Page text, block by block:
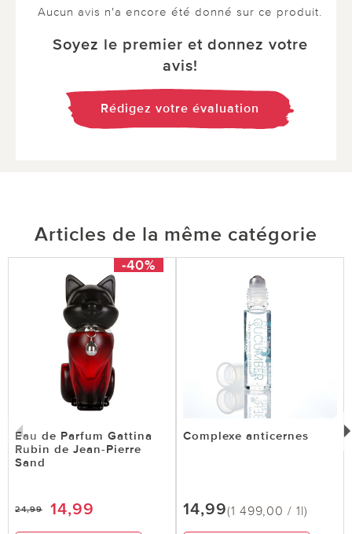
Aucun avis n'a encore été donné sur ce produit.
Soyez le premier et donnez votre
avis!
Rédigez votre évaluation
Articles de la même catégorie
-40%
Eau de Parfum Gattina
Rubin de Jean-Pierre
Sand
24,99 14,99
Complexe anticernes
14,99(1 499,00 / 1l)